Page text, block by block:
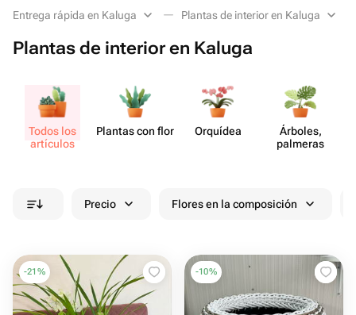
Entrega rápida en Kaluga Plantas de interior en Kaluga
Plantas de interior en Kaluga
Todos los
artículos
Plantas con flor Orquídea
Árboles,
palmeras
Precio Flores en la composición
-21 % -10%